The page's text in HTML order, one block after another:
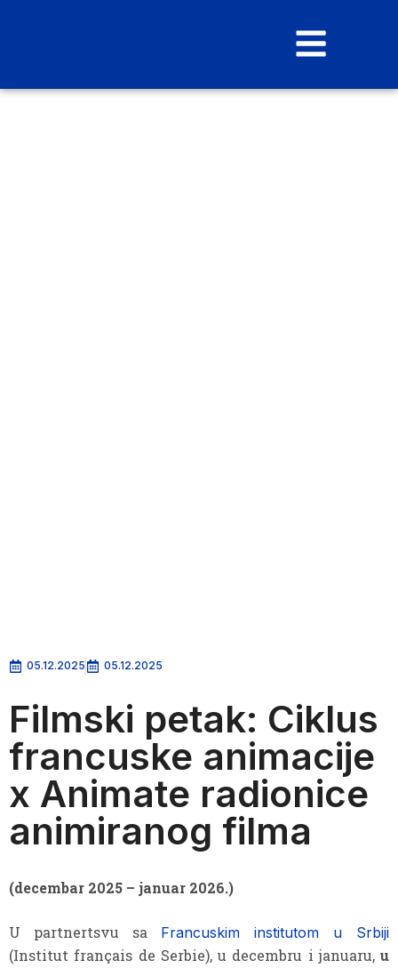
05.12.2025 05.12.2025
Filmski petak: Ciklus
francuske animacije
x Animate radionice
animiranog filma
(decembar 2025 – januar 2026.)
U partnertsvu sa Francuskim institutom u Srbiji
(Institut français de Serbie), u decembru i januaru, u